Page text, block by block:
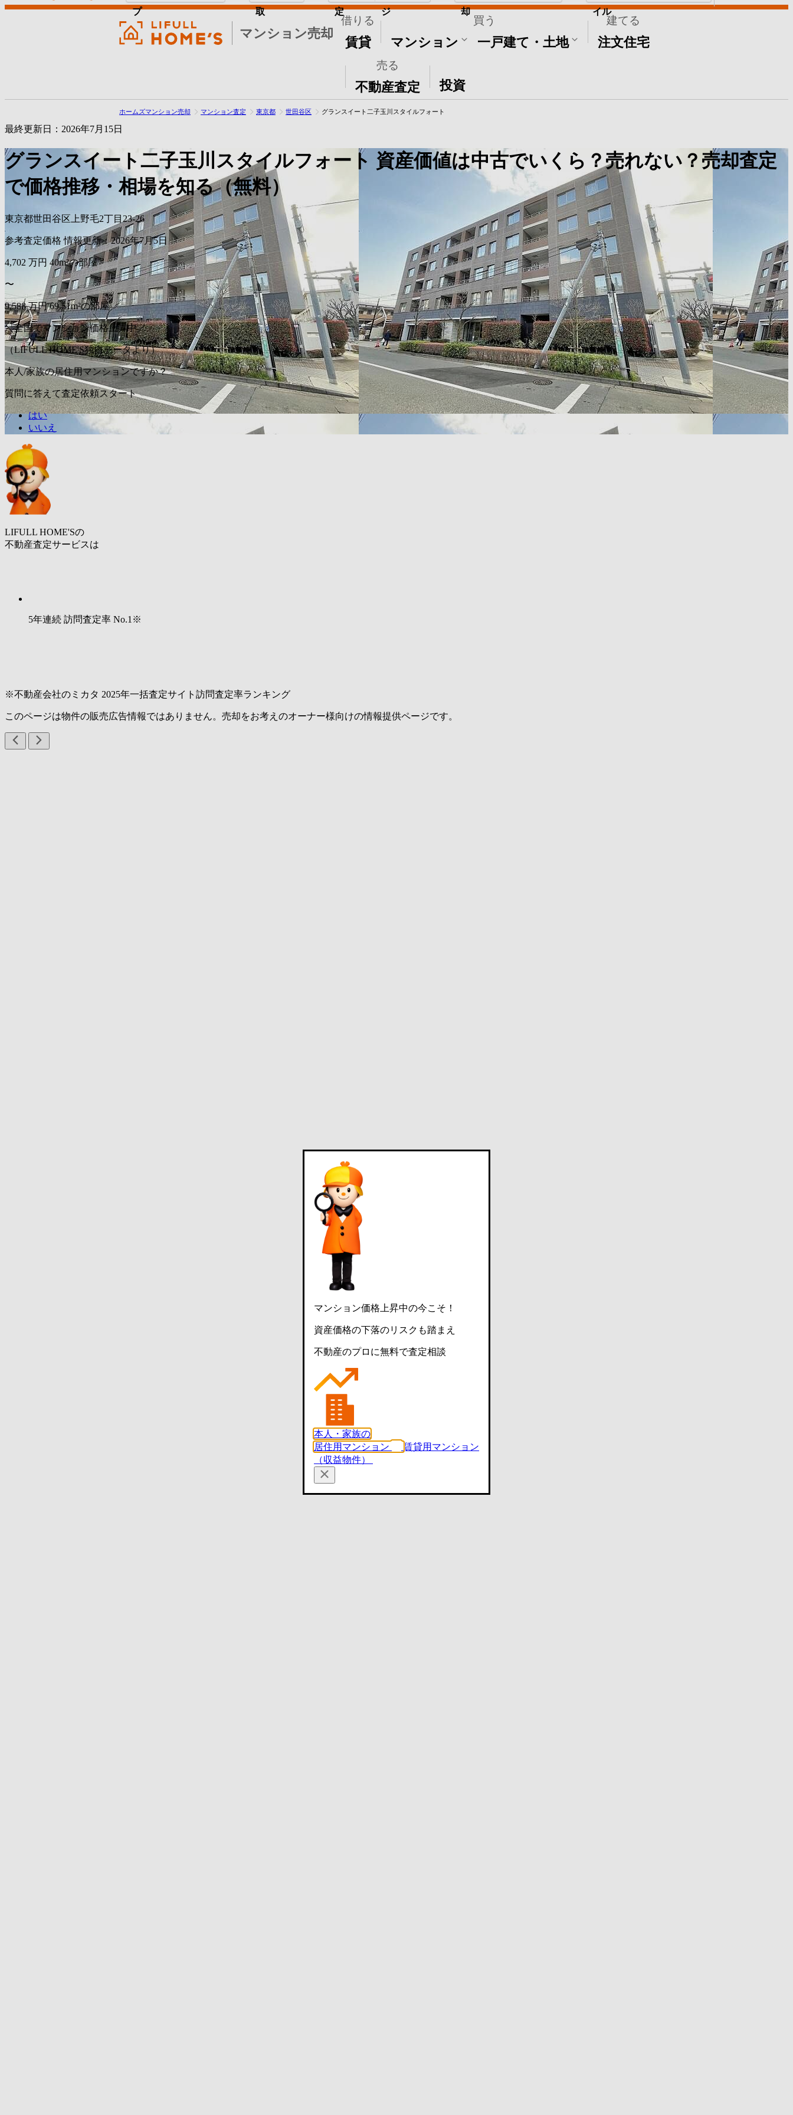
マンション売却
借りる
賃貸
買う
マンション 一戸建て・土地
建てる
注文住宅
売る
不動産査定
その他
投資
プ 取 定 ジ 却 イル
ホームズマンション売却 マンション査定 東京都 世田谷区 グランスイート二子玉川スタイルフォート
最終更新日：2026年7月15日
グランスイート二子玉川スタイルフォート 資産価値は中古でいくら？売れない？売却査定
で価格推移・相場を知る（無料）
東京都世田谷区上野毛2丁目23-26
参考査定価格 情報更新：2026年7月5日
4,702 万円 40m²の部屋
〜
9,588 万円 69.51m²の部屋
＼全国でマンション価格上昇中／
（LIFULL HOME'S独自データより）
本人/家族の居住用マンションですか？
質問に答えて査定依頼スタート
はい
いいえ
LIFULL HOME'Sの
不動産査定サービスは
5年連続 訪問査定率 No.1 ※
※不動産会社のミカタ 2025年一括査定サイト訪問査定率ランキング
このページは物件の販売広告情報ではありません。売却をお考えのオーナー様向けの情報提供ページです。
マンション価格上昇中の今こそ！
資産価格の下落のリスクも踏まえ
不動産のプロに無料で査定相談
本人・家族の
居住用マンション
賃貸用マンション
（収益物件）